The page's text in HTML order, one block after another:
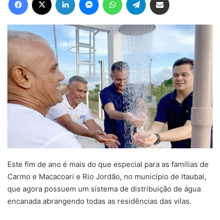
Este fim de ano é mais do que especial para as famílias de
Carmo e Macacoari e Rio Jordão, no município de Itaubal,
que agora possuem um sistema de distribuição de água
encanada abrangendo todas as residências das vilas.